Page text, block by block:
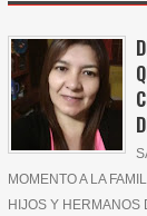
MOMENTO A LA
HIJOS Y HERMANOS